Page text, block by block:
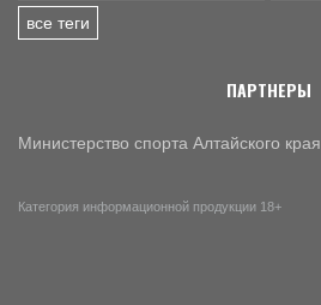
все теги
ПАРТНЕРЫ
Министерство спорта Алтайского края
Категория информационной продукции 18+